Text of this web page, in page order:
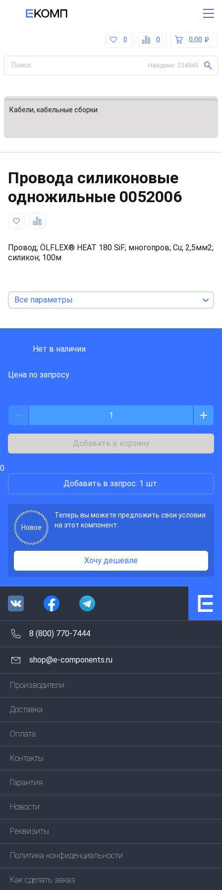
0,00
0
0
Найдено: 234945
Все категории
Кабели, кабельные сборки
Провода силиконовые
одножильные 0052006
Провод; ÖLFLEX® HEAT 180 SiF; многопров; Cu; 2,5мм2;
силикон; 100м
Все параметры
Нет в наличии
Цена по запросу
Добавить в корзину
0
Добавить в запрос: 1 шт.
Новое
Теперь вы можете предложить свои условия
на этот компонент:
Хочу дешевле
8 (800) 770-7444
shop@e-components.ru
Производители
Доставка
Оплата
Контакты
Гарантия
Новости
Реквизиты
Политика конфиденциальности
Как сделать заказ